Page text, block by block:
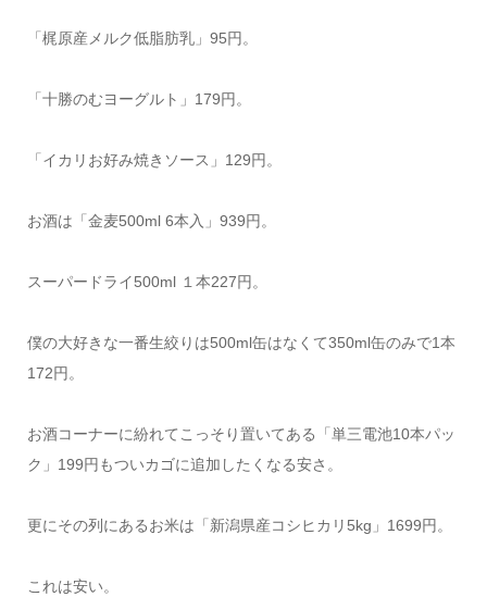
「梶原産メルク低脂肪乳」95円。
「十勝のむヨーグルト」179円。
「イカリお好み焼きソース」129円。
お酒は「金麦500ml 6本入」939円。
スーパードライ500ml １本227円。
僕の大好きな一番生絞りは500ml缶はなくて350ml缶のみで1本
172円。
お酒コーナーに紛れてこっそり置いてある「単三電池10本パッ
ク」199円もついカゴに追加したくなる安さ。
更にその列にあるお米は「新潟県産コシヒカリ5kg」1699円。
これは安い。